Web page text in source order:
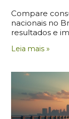
Compare
nacionais no
resultados e
Leia mais »